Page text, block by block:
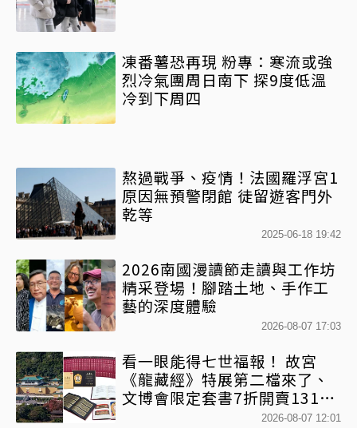
凍番薯恐再現 粉專：寒流或強
烈冷氣團周日南下 探9度低溫
冷到下周四
熬過戰爭、疫情！法國羅浮宮1
原因無預警閉館 徒留遊客門外
乾等
2025-06-18 19:42
2026南國漫讀節走讀與工作坊
精采登場！腳踏土地、手作工
藝的深度體驗
2026-08-07 17:03
看一眼能得七世福報！ 故宮
《龍藏經》特展第二檔來了、
文博會限定套書7折開賣131萬
網驚：貧窮限制想像2026-08-07 12:01